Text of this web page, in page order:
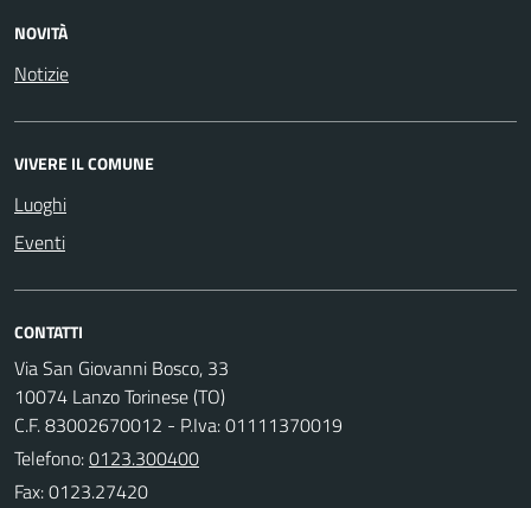
NOVITÀ
Notizie
VIVERE IL COMUNE
Luoghi
Eventi
CONTATTI
Via San Giovanni Bosco, 33
10074 Lanzo Torinese (TO)
C.F. 83002670012 - P.Iva: 01111370019
Telefono:0123.300400
Fax: 0123.27420